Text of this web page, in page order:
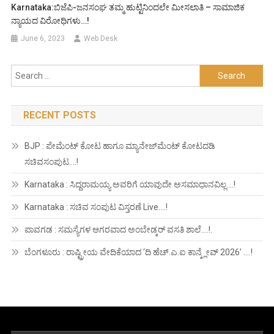
Karnataka:ಬಿಜೆಪಿ-ಜನಸಂಘ ತಮ್ಮ ಹುಟ್ಟಿನಿಂದಲೇ ಮೀಸಲಾತಿ – ಸಾಮಾಜಿಕ
ನ್ಯಾಯದ ವಿರೋಧಿಗಳು…!
June 6, 2023 Web Desk
Search
for:
RECENT POSTS
BJP : ಪೇಮೆಂಟ್ ಕೋಟ ಹಾಗೂ ಮ್ಯಾನೇಜ್‍ಮೆಂಟ್ ಕೋಟದಡಿ
ಸಚಿವಸಂಪುಟ….!
Karnataka : ಸಿದ್ದರಾಮಯ್ಯ ಅವರಿಗೆ ಯಾವುದೇ ಅಸಮಾಧಾನವಿಲ್ಲ….!
Karnataka : ಸಚಿವ ಸಂಪುಟ ವಿಸ್ತರಣೆ Live….!
ಪಾವಗಡ : ಸಮಸ್ಯೆಗಳ ಆಗರವಾದ ಅಂಬೇಡ್ಕರ್ ವಸತಿ ಶಾಲೆ….!.
ಬೆಂಗಳೂರು : ರಾಷ್ಟ್ರೀಯ ವೇದಿಕೆಯಾದ ‘ದಿ ಹೆಚ್.ಎ.ಐ ಕಾನ್ಕ್ಲೇವ್ 2026’ ….!